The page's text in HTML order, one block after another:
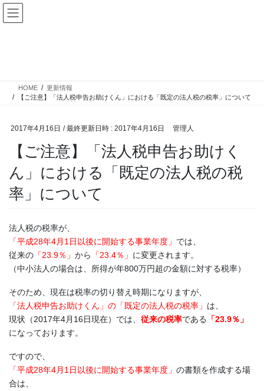
コ
ン
ス
ナ
ビ
ン
HOME
更新情報
【ご注意】「法人税申告お助けくん」における「既定の法人税の税率」について
2017年4月16日 / 最終更新日時 : 2017年4月16日 管理人
【ご注意】「法人税申告お助けく
ん」における「既定の法人税の税
率」について
法人税の税率が、
「平成28年4月1日以後に開始する事業年度」 では、
従来の 「23.9％」 から 「23.4％」 に変更されます。
（中小法人の場合は、所得が年800万円超の金額に対する税率）
そのため、現在は税率の切り替え時期になりますが、
「法人税申告お助けくん」の「既定の法人税の税率」 は、
現状（2017年4月16日現在）では、 従来の税率である
「23.9％」
になっております。
ですので、
「平成28年4月1日以後に開始する事業年度」 の書類を作成する場
合は、